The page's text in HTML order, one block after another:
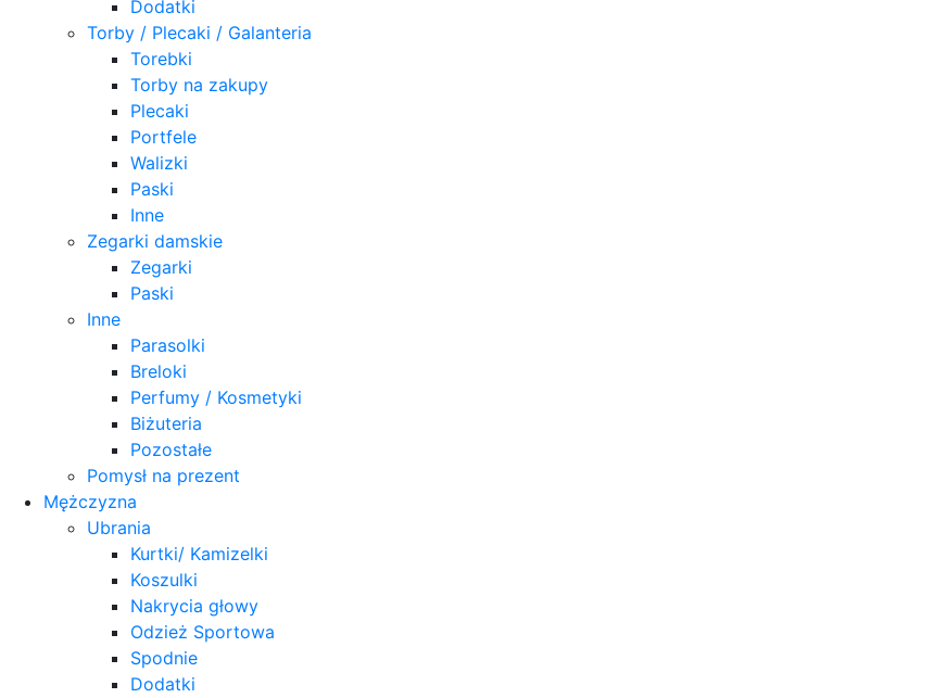
Dodatki
Torby / Plecaki / Galanteria
Torebki
Torby na zakupy
Plecaki
Portfele
Walizki
Paski
Inne
Zegarki damskie
Zegarki
Paski
Inne
Parasolki
Breloki
Perfumy / Kosmetyki
Biżuteria
Pozostałe
Pomysł na prezent
Mężczyzna
Ubrania
Kurtki/ Kamizelki
Koszulki
Nakrycia głowy
Odzież Sportowa
Spodnie
Dodatki